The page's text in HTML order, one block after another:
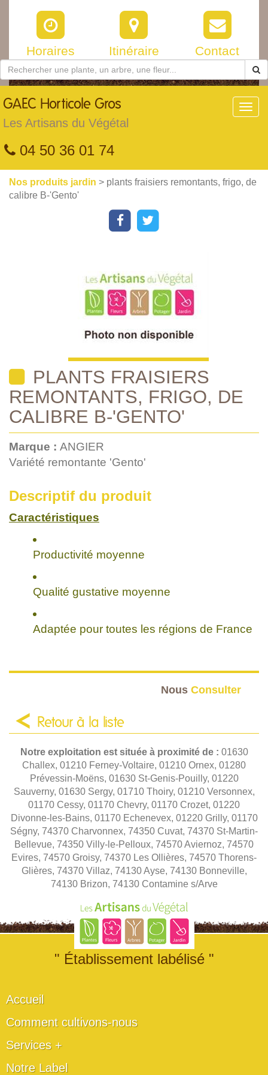
Horaires Itinéraire Contact
GAEC Horticole Gros
Les Artisans du Végétal
04 50 36 01 74
Nos produits jardin > plants fraisiers remontants, frigo, de
calibre B-'Gento'
PLANTS FRAISIERS
REMONTANTS, FRIGO, DE
CALIBRE B-'GENTO'
Marque : ANGIER
Variété remontante 'Gento'
Descriptif du produit
Caractéristiques
Productivité moyenne
Qualité gustative moyenne
Adaptée pour toutes les régions de France
Nous Consulter
Retour à la liste
Notre exploitation est située à proximité de : 01630
Challex, 01210 Ferney-Voltaire, 01210 Ornex, 01280
Prévessin-Moëns, 01630 St-Genis-Pouilly, 01220
Sauverny, 01630 Sergy, 01710 Thoiry, 01210 Versonnex,
01170 Cessy, 01170 Chevry, 01170 Crozet, 01220
Divonne-les-Bains, 01170 Echenevex, 01220 Grilly, 01170
Ségny, 74370 Charvonnex, 74350 Cuvat, 74370 St-Martin-
Bellevue, 74350 Villy-le-Pelloux, 74570 Aviernoz, 74570
Evires, 74570 Groisy, 74370 Les Ollières, 74570 Thorens-
Glières, 74370 Villaz, 74130 Ayse, 74130 Bonneville,
74130 Brizon, 74130 Contamine s/Arve
" Établissement labélisé "
Accueil
Comment cultivons-nous
Services +
Notre Label